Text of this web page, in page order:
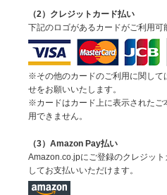
（2）クレジットカード払い
下記のロゴがあるカードがご利用可
※その他のカードのご利用に関して
せをお願いいたします。
※カードはカード上に表示されたご
用できません。
（3）Amazon Pay払い
Amazon.co.jpにご登録のクレジット
してお支払いいただけます。